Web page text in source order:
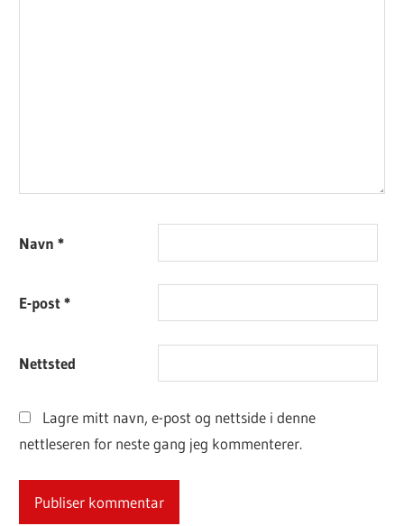
Navn*
E-post*
Nettsted
Lagre mitt navn, e-post og nettside i denne
nettleseren for neste gang jeg kommenterer.